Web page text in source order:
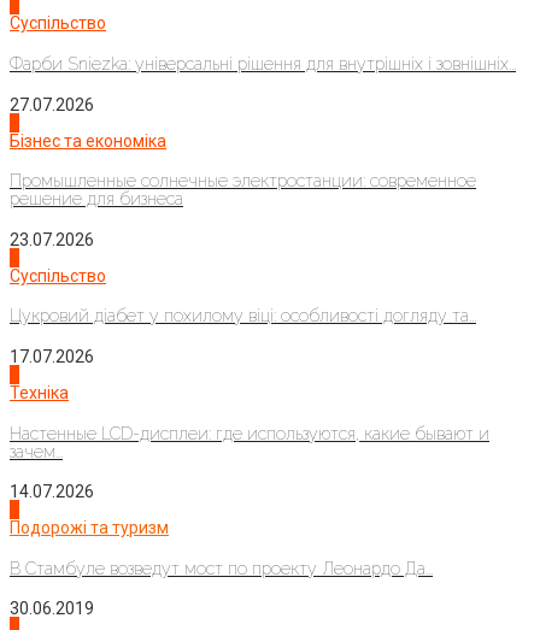
Суспільство
Фарби Sniezka: універсальні рішення для внутрішніх і зовнішніх...
27.07.2026
Бізнес та економіка
Промышленные солнечные электростанции: современное
решение для бизнеса
23.07.2026
Суспільство
Цукровий діабет у похилому віці: особливості догляду та...
17.07.2026
Техніка
Настенные LCD-дисплеи: где используются, какие бывают и
зачем...
14.07.2026
Подорожі та туризм
В Стамбуле возведут мост по проекту Леонардо Да...
30.06.2019